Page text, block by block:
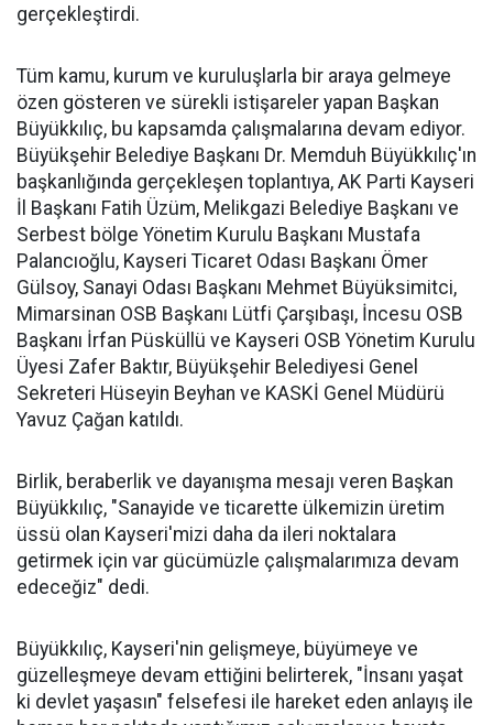
gerçekleştirdi.
Tüm kamu, kurum ve kuruluşlarla bir araya gelmeye
özen gösteren ve sürekli istişareler yapan Başkan
Büyükkılıç, bu kapsamda çalışmalarına devam ediyor.
Büyükşehir Belediye Başkanı Dr. Memduh Büyükkılıç'ın
başkanlığında gerçekleşen toplantıya, AK Parti Kayseri
İl Başkanı Fatih Üzüm, Melikgazi Belediye Başkanı ve
Serbest bölge Yönetim Kurulu Başkanı Mustafa
Palancıoğlu, Kayseri Ticaret Odası Başkanı Ömer
Gülsoy, Sanayi Odası Başkanı Mehmet Büyüksimitci,
Mimarsinan OSB Başkanı Lütfi Çarşıbaşı, İncesu OSB
Başkanı İrfan Püsküllü ve Kayseri OSB Yönetim Kurulu
Üyesi Zafer Baktır, Büyükşehir Belediyesi Genel
Sekreteri Hüseyin Beyhan ve KASKİ Genel Müdürü
Yavuz Çağan katıldı.
Birlik, beraberlik ve dayanışma mesajı veren Başkan
Büyükkılıç, "Sanayide ve ticarette ülkemizin üretim
üssü olan Kayseri'mizi daha da ileri noktalara
getirmek için var gücümüzle çalışmalarımıza devam
edeceğiz" dedi.
Büyükkılıç, Kayseri'nin gelişmeye, büyümeye ve
güzelleşmeye devam ettiğini belirterek, "İnsanı yaşat
ki devlet yaşasın" felsefesi ile hareket eden anlayış ile